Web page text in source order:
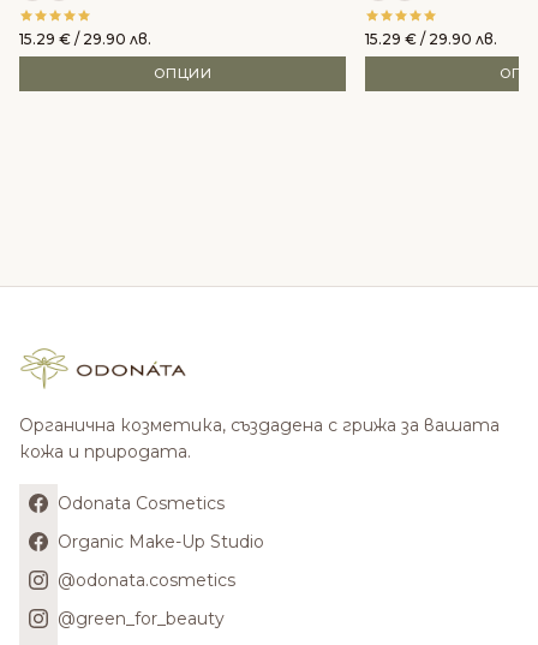
15.29 € / 29.90 лв.
ОПЦИИ
15.29 € / 29.90 лв.
Органична козметика, създадена с грижа за вашата
кожа и природата.
Odonata Cosmetics
Organic Make-Up Studio
@odonata.cosmetics
@green_for_beauty